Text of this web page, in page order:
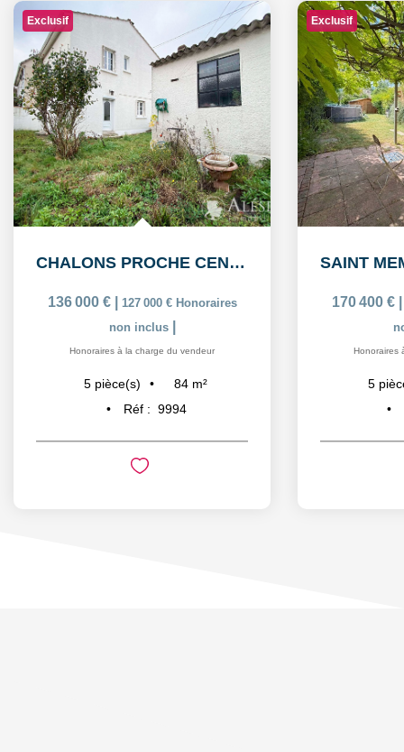
Exclusif
CHALONS PROCHE CENTRE: Maison de 5 pièces avec garage
136 000 € 127 000 € Honoraires
non inclus
Honoraires à la charge du vendeur
5 pièce(s) 84 m²
Réf : 9994
Exclusif
170 400 €
Honoraires
5